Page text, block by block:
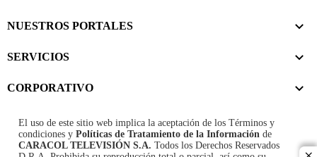
NUESTROS PORTALES
SERVICIOS
CORPORATIVO
El uso de este sitio web implica la aceptación de los Términos y
condiciones y Políticas de Tratamiento de la Información de
CARACOL TELEVISIÓN S.A. Todos los Derechos Reservados